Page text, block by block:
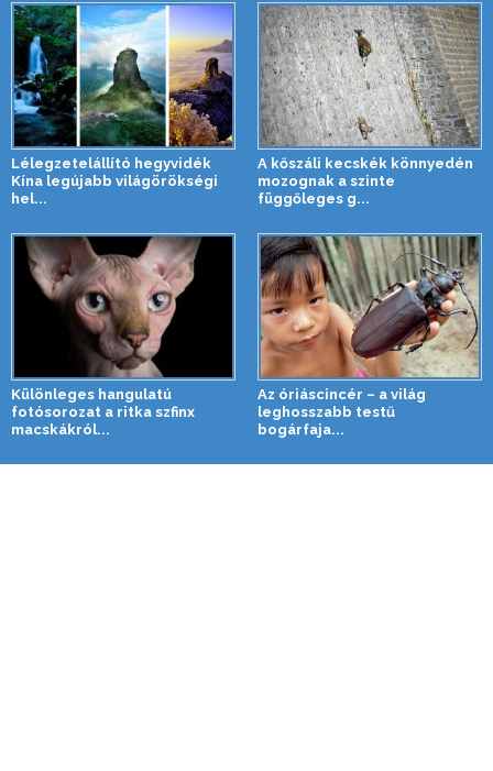
Lélegzetelállító hegyvidék
Kína legújabb világörökségi
hel...
A kőszáli kecskék könnyedén
mozognak a szinte
függőleges g...
Különleges hangulatú
fotósorozat a ritka szfinx
macskákról...
Az óriáscincér – a világ
leghosszabb testű
bogárfaja...